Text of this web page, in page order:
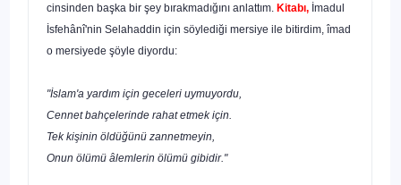
cinsinden başka bir şey bırakmadığı­nı anlattım. Kitabı, İmadul
İsfehânî'nin Selahaddin için söylediği mersiye ile bitir­dim, îmad
o mersiyede şöyle diyordu:
"İslam'a yardım için geceleri uymuyordu,
Cennet bahçelerinde rahat etmek için.
Tek kişinin öldüğünü zannetmeyin,
Onun ölümü âlemlerin ölümü gibidir."